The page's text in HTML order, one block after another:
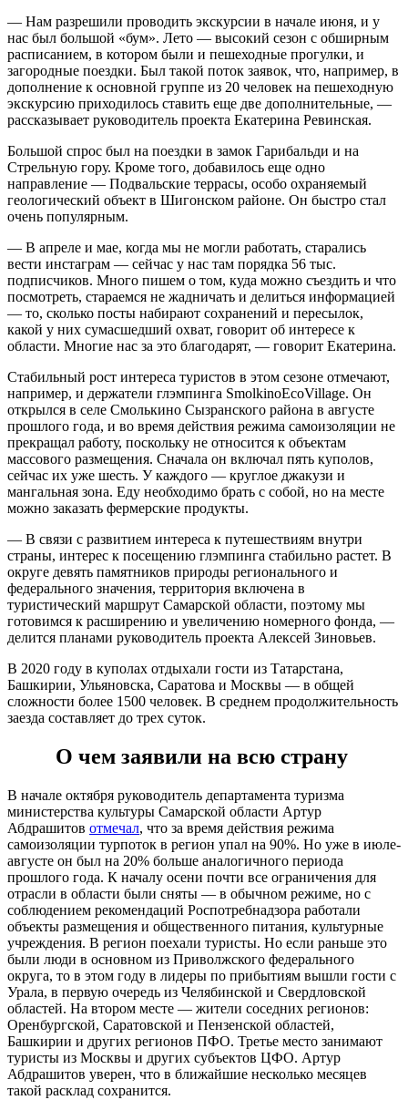
— Нам разрешили проводить экскурсии в начале июня, и у
нас был большой «бум». Лето — высокий сезон с обширным
расписанием, в котором были и пешеходные прогулки, и
загородные поездки. Был такой поток заявок, что, например, в
дополнение к основной группе из 20 человек на пешеходную
экскурсию приходилось ставить еще две дополнительные, —
рассказывает руководитель проекта Екатерина Ревинская.
Большой спрос был на поездки в замок Гарибальди и на
Стрельную гору. Кроме того, добавилось еще одно
направление — Подвальские террасы, особо охраняемый
геологический объект в Шигонском районе. Он быстро стал
очень популярным.
— В апреле и мае, когда мы не могли работать, старались
вести инстаграм — сейчас у нас там порядка 56 тыс.
подписчиков. Много пишем о том, куда можно съездить и что
посмотреть, стараемся не жадничать и делиться информацией
— то, сколько посты набирают сохранений и пересылок,
какой у них сумасшедший охват, говорит об интересе к
области. Многие нас за это благодарят, — говорит Екатерина.
Стабильный рост интереса туристов в этом сезоне отмечают,
например, и держатели глэмпинга SmolkinoEcoVillage. Он
открылся в селе Смолькино Сызранского района в августе
прошлого года, и во время действия режима самоизоляции не
прекращал работу, поскольку не относится к объектам
массового размещения. Сначала он включал пять куполов,
сейчас их уже шесть. У каждого — круглое джакузи и
мангальная зона. Еду необходимо брать с собой, но на месте
можно заказать фермерские продукты.
— В связи с развитием интереса к путешествиям внутри
страны, интерес к посещению глэмпинга стабильно растет. В
округе девять памятников природы регионального и
федерального значения, территория включена в
туристический маршрут Самарской области, поэтому мы
готовимся к расширению и увеличению номерного фонда, —
делится планами руководитель проекта Алексей Зиновьев.
В 2020 году в куполах отдыхали гости из Татарстана,
Башкирии, Ульяновска, Саратова и Москвы — в общей
сложности более 1500 человек. В среднем продолжительность
заезда составляет до трех суток.
О чем заявили на всю страну
В начале октября руководитель департамента туризма
министерства культуры Самарской области Артур
Абдрашитов отмечал, что за время действия режима
самоизоляции турпоток в регион упал на 90%. Но уже в июле-
августе он был на 20% больше аналогичного периода
прошлого года. К началу осени почти все ограничения для
отрасли в области были сняты — в обычном режиме, но с
соблюдением рекомендаций Роспотребнадзора работали
объекты размещения и общественного питания, культурные
учреждения. В регион поехали туристы. Но если раньше это
были люди в основном из Приволжского федерального
округа, то в этом году в лидеры по прибытиям вышли гости с
Урала, в первую очередь из Челябинской и Свердловской
областей. На втором месте — жители соседних регионов:
Оренбургской, Саратовской и Пензенской областей,
Башкирии и других регионов ПФО. Третье место занимают
туристы из Москвы и других субъектов ЦФО. Артур
Абдрашитов уверен, что в ближайшие несколько месяцев
такой расклад сохранится.